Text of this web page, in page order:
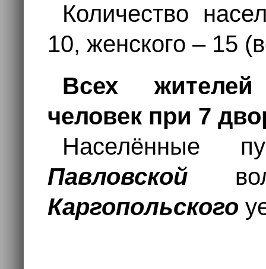
Количество
10, женского – 15
Всех
человек при 7
Населённые
Павловской
Каргопольского